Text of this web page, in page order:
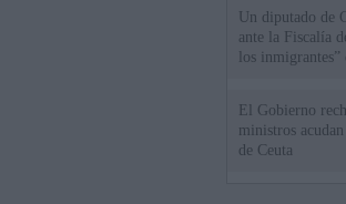
Un diputado de
ante la Fiscalía
los inmigrantes”
El Gobierno
ministros
de Ceuta